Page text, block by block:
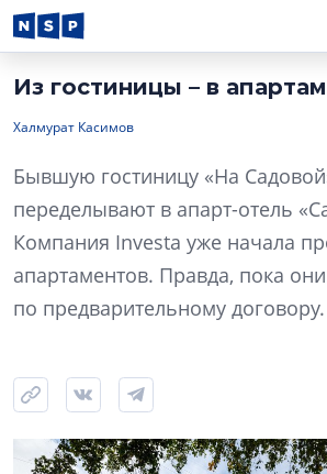
Из гостиницы – в
Халмурат Касимов
Бывшую гостиницу «На
переделывают в апарт-отель
Компания Investa уже начала
апартаментов. Правда, пока
по предварительному договору.